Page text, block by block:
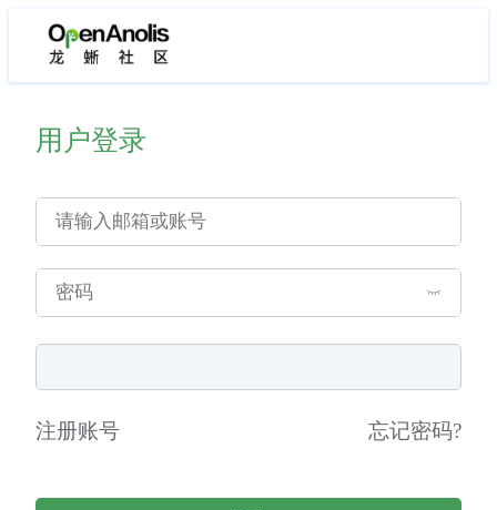
用户登录
注册账号 忘记密码?